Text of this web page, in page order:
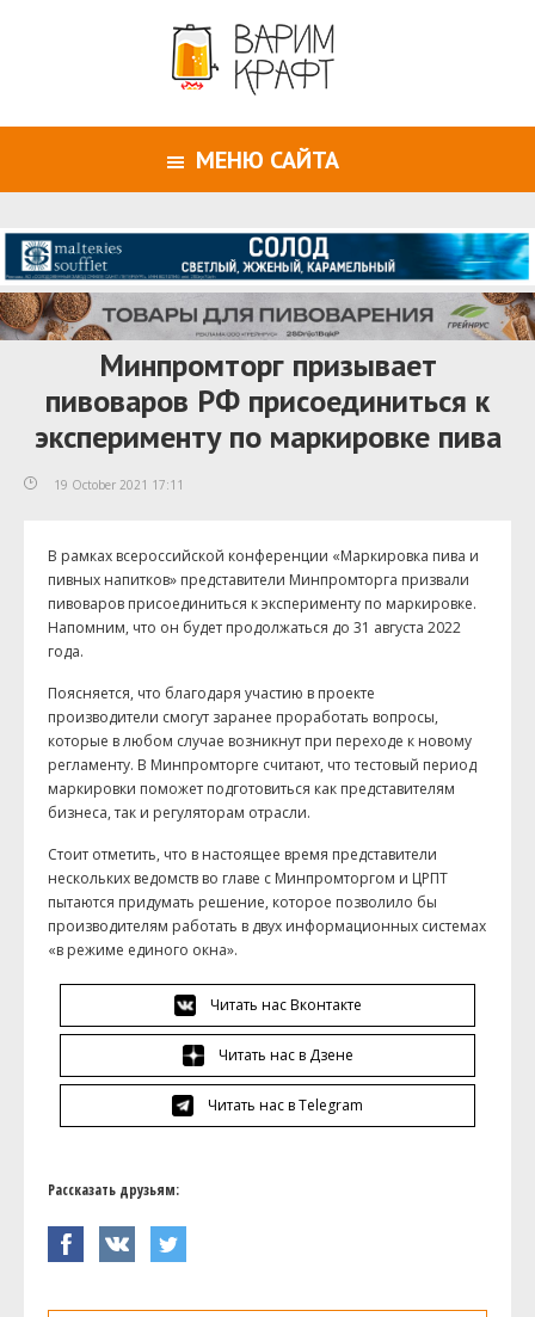
МЕНЮ САЙТА
Минпромторг призывает
пивоваров РФ присоединиться к
эксперименту по маркировке пива
19 October 2021 17:11
В рамках всероссийской конференции «Маркировка пива и
пивных напитков» представители Минпромторга призвали
пивоваров присоединиться к эксперименту по маркировке.
Напомним, что он будет продолжаться до 31 августа 2022
года.
Поясняется, что благодаря участию в проекте
производители смогут заранее проработать вопросы,
которые в любом случае возникнут при переходе к новому
регламенту. В Минпромторге считают, что тестовый период
маркировки поможет подготовиться как представителям
бизнеса, так и регуляторам отрасли.
Стоит отметить, что в настоящее время представители
нескольких ведомств во главе с Минпромторгом и ЦРПТ
пытаются придумать решение, которое позволило бы
производителям работать в двух информационных системах
«в режиме единого окна».
Читать нас Вконтакте
Читать нас в Дзене
Читать нас в Telegram
Рассказать друзьям: